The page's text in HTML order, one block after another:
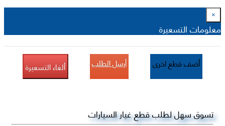
×
معلومات التسعيرة
أضف قطع اخرى أرسل الطلب ألغاء التسعيرة
تسوق سهل لطلب قطع غيار السيارات